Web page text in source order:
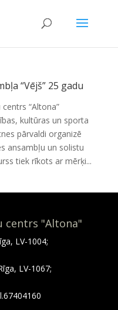
“Vējš” 25 gadu
“Altona”
kultūras un sporta
pārvaldi organizē
ansambļu un solistu
tiek rīkots ar mērķi...
centrs "Altona"
LV-1004;
LV-1067;